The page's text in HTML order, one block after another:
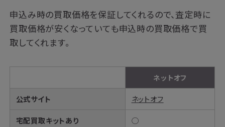
申込み時の買取価格を保証してくれるので、査定時に
買取価格が安くなっていても申込時の買取価格で買
取してくれます。
ネットオフ
公式サイト ネットオフ
宅配買取キットあり ◯